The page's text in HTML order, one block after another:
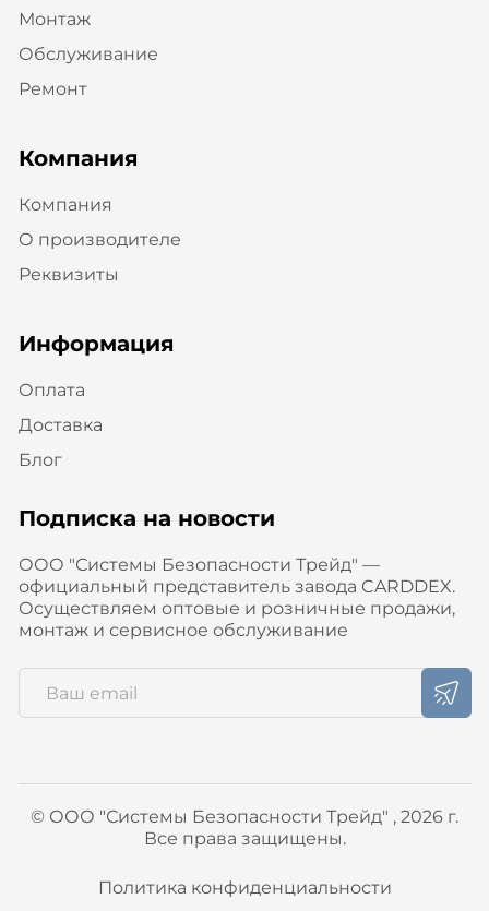
Монтаж
Обслуживание
Ремонт
Компания
Компания
О производителе
Реквизиты
Информация
Оплата
Доставка
Блог
Подписка на новости
ООО "Системы Безопасности Трейд" —
официальный представитель завода CARDDEX.
Осуществляем оптовые и розничные продажи,
монтаж и сервисное обслуживание
© ООО "Системы Безопасности Трейд" , 2026 г.
Все права защищены.
Политика конфиденциальности